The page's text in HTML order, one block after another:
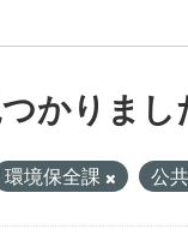
かりまし
環境保全課 公